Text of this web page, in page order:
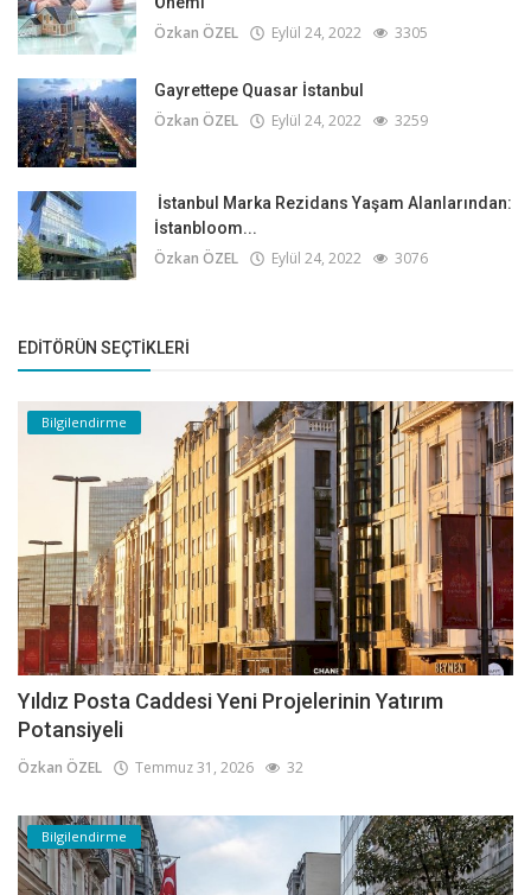
Özkan ÖZEL Eylül 24, 2022 3305
Gayrettepe Quasar İstanbul
Özkan ÖZEL Eylül 24, 2022 3259
İstanbul Marka Rezidans Yaşam Alanlarından:
İstanbloom...
Özkan ÖZEL Eylül 24, 2022 3076
EDITÖRÜN SEÇTIKLERI
Bilgilendirme
Yıldız Posta Caddesi Yeni Projelerinin Yatırım
Potansiyeli
Özkan ÖZEL Temmuz 31, 2026 32
Bilgilendirme